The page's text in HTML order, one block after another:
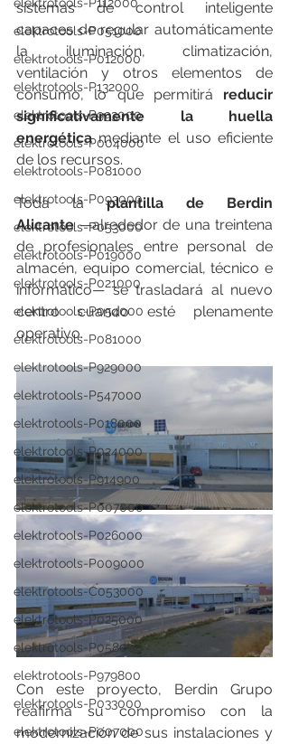
elektrotools-P051000
elektrotools-P012000
elektrotools-P132000
elektrotools-P993000
elektrotools-P004000
elektrotools-P081000
elektrotools-P093000
elektrotools-P053000
elektrotools-P019000
elektrotools-P021000
elektrotools-P054000
elektrotools-P081000
elektrotools-P929000
elektrotools-P547000
elektrotools-P018000
elektrotools-P024000
elektrotools-P914900
elektrotools-P007000
elektrotools-P026000
elektrotools-P009000
elektrotools-C053000
elektrotools-P025000
elektrotools-P058000
elektrotools-P979800
elektrotools-P033000
elektrotools-P007000
sistemas de control inteligente
capaces de regular automáticamente
la iluminación, climatización,
ventilación y otros elementos de
consumo, lo que permitirá reducir
significativamente la huella
energética mediante el uso eficiente
de los recursos.
Toda la plantilla de Berdin
Alicante —alrededor de una treintena
de profesionales entre personal de
almacén, equipo comercial, técnico e
informático— se trasladará al nuevo
centro cuando esté plenamente
operativo.
Con este proyecto, Berdin Grupo
reafirma su compromiso con la
modernización de sus instalaciones y